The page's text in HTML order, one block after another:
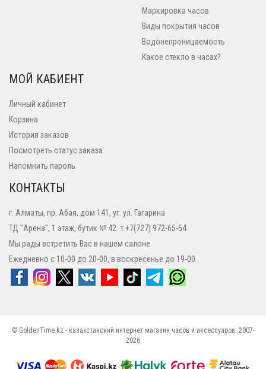
Маркировка часов
Виды покрытия часов
Водонепроницаемость
Какое стекло в часах?
МОЙ КАБИЕНТ
Личный кабинет
Корзина
История заказов
Посмотреть статус заказа
Напомнить пароль
КОНТАКТЫ
г. Алматы, пр. Абая, дом 141, уг. ул. Гагарина
ТД "Арена", 1 этаж, бутик № 42. т.+7(727) 972-65-54
Мы рады встретить Вас в нашем салоне
Ежедневно с 10-00 до 20-00, в воскресенье до 19-00.
© GoldenTime.kz - казахстанский интернет магазин часов и аксессуаров. 2007-
2026